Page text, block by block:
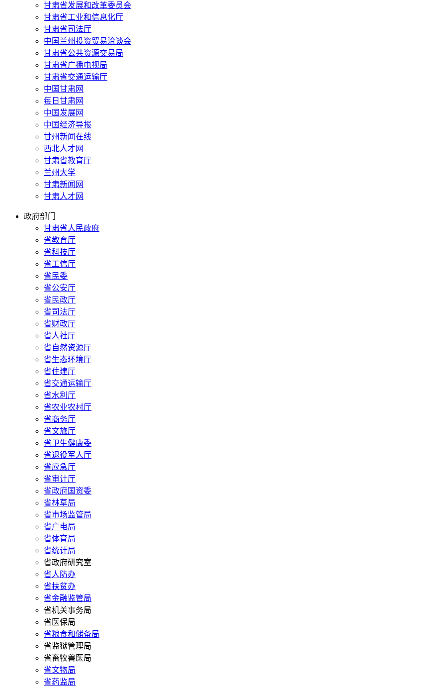
甘肃省发展和改革委员会
甘肃省工业和信息化厅
甘肃省司法厅
中国兰州投资贸易洽谈会
甘肃省公共资源交易局
甘肃省广播电视局
甘肃省交通运输厅
中国甘肃网
每日甘肃网
中国发展网
中国经济导报
甘州新闻在线
西北人才网
甘肃省教育厅
兰州大学
甘肃新闻网
甘肃人才网
政府部门
甘肃省人民政府
省教育厅
省科技厅
省工信厅
省民委
省公安厅
省民政厅
省司法厅
省财政厅
省人社厅
省自然资源厅
省生态环境厅
省住建厅
省交通运输厅
省水利厅
省农业农村厅
省商务厅
省文旅厅
省卫生健康委
省退役军人厅
省应急厅
省审计厅
省政府国资委
省林草局
省市场监管局
省广电局
省体育局
省统计局
省政府研究室
省人防办
省扶贫办
省金融监管局
省机关事务局
省医保局
省粮食和储备局
省监狱管理局
省畜牧兽医局
省文物局
省药监局